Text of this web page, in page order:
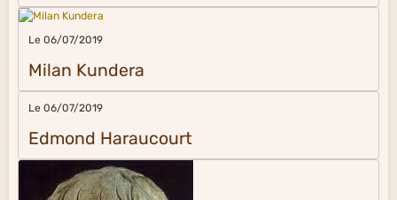
Le 06/07/2019
Milan Kundera
Le 06/07/2019
Edmond Haraucourt